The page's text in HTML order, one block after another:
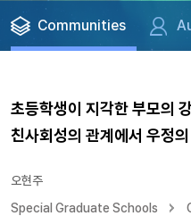
Communities
초등학생이 지각한 부모의
친사회성의 관계에서 우정
오현주
Special Graduate Schools